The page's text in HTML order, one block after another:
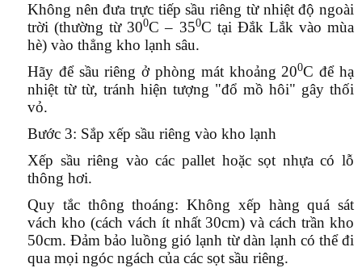
Không nên đưa trực tiếp sầu riêng từ nhiệt độ ngoài
trời (thường từ 300C – 350C tại Đắk Lắk vào mùa
hè) vào thẳng kho lạnh sâu.
Hãy để sầu riêng ở phòng mát khoảng 200C để hạ
nhiệt từ từ, tránh hiện tượng "đổ mồ hôi" gây thối
vỏ.
Bước 3: Sắp xếp sầu riêng vào kho lạnh
Xếp sầu riêng vào các pallet hoặc sọt nhựa có lỗ
thông hơi.
Quy tắc thông thoáng: Không xếp hàng quá sát
vách kho (cách vách ít nhất 30cm) và cách trần kho
50cm. Đảm bảo luồng gió lạnh từ dàn lạnh có thể đi
qua mọi ngóc ngách của các sọt sầu riêng.